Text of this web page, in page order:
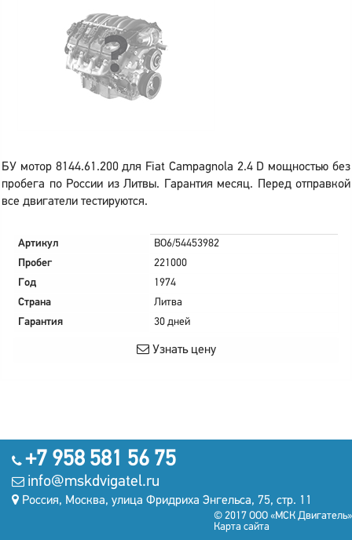
БУ мотор 8144.61.200 для Fiat Campagnola 2.4 D мощностью без
пробега по России из Литвы. Гарантия месяц. Перед отправкой
все двигатели тестируются.
Артикул
BO6/54453982
Пробег
221000
Год
1974
Страна
Литва
Гарантия
30 дней
Узнать цену
+7 958 581 56 75
info@mskdvigatel.ru
Россия, Москва, улица Фридриха Энгельса, 75, стр. 11
© 2017 ООО «МСК Двигатель»
Карта сайта